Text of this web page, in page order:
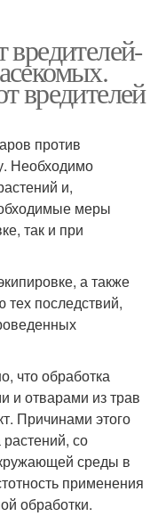
вредителей-
вредителей
против
Необходимо
и,
меры
так и при
а также
тех последствий,
что обработка
и отварами из трав
Причинами этого
со
среды в
применения
обработки.